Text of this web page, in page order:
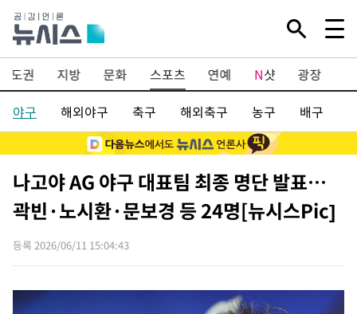
도권 지방 문화 스포츠 연예 N샷 광장
야구
해외야구 축구 해외축구 농구 배구
나고야 AG 야구 대표팀 최종 명단 발표…
곽빈·노시환·문보경 등 24명[뉴시스Pic]
등록 2026/06/11 15:04:43